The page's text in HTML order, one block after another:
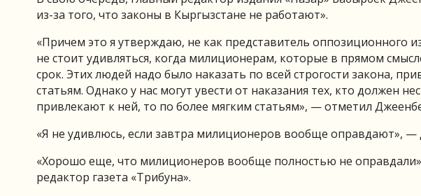
из-за того, что законы в Кыргызстане не работают».
«Причем это я утверждаю, не как представитель оппозиционного
не стоит удивляться, когда милиционерам, которые в прямом
срок. Этих людей надо было наказать по всей строгости закона,
статьям. Однако у нас могут увести от наказания тех, кто должен
привлекают к ней, то по более мягким статьям», — отметил
«Я не удивлюсь, если завтра милиционеров вообще оправдают»,
«Хорошо еще, что милиционеров вообще полностью не
редактор газета «Трибуна».